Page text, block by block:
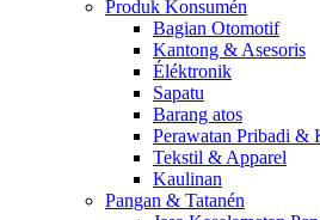
Produk Konsumén
Bagian Otomotif
Kantong & Asesoris
Éléktronik
Sapatu
Barang atos
Perawatan Pribadi &
Tekstil & Apparel
Kaulinan
Pangan & Tatanén